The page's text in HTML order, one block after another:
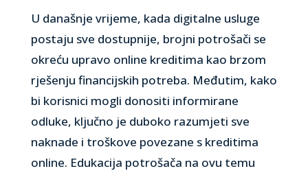
U današnje vrijeme, kada digitalne usluge
postaju sve dostupnije, brojni potrošači se
okreću upravo online kreditima kao brzom
rješenju financijskih potreba. Međutim, kako
bi korisnici mogli donositi informirane
odluke, ključno je duboko razumjeti sve
naknade i troškove povezane s kreditima
online. Edukacija potrošača na ovu temu